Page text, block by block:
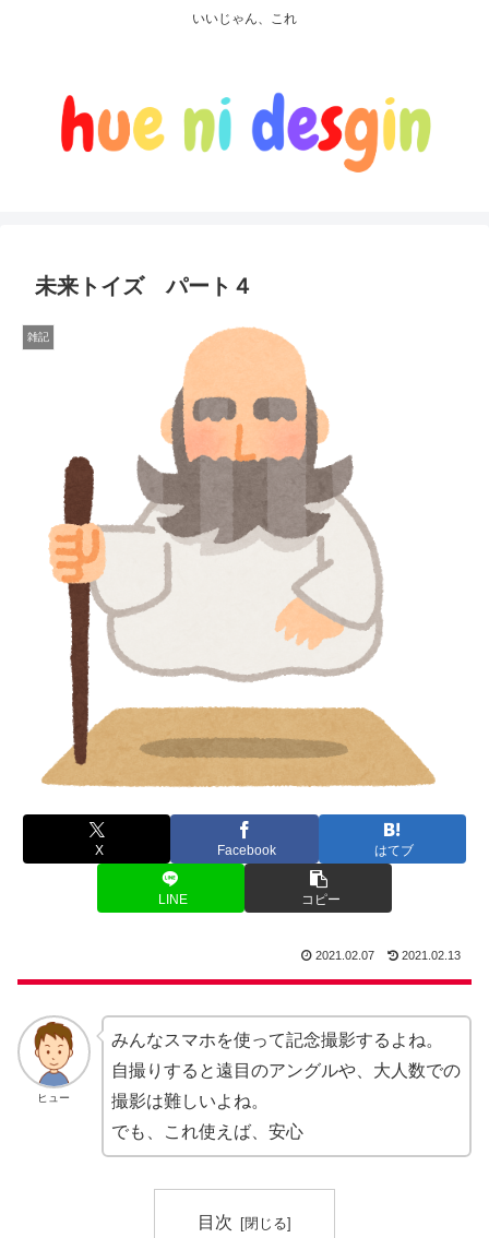
いいじゃん、これ
未来トイズ パート４
雑記
X Facebook はてブ
LINE コピー
2021.02.07 2021.02.13
ヒュー
みんなスマホを使って記念撮影するよね。
自撮りすると遠目のアングルや、大人数での
撮影は難しいよね。
でも、これ使えば、安心
目次